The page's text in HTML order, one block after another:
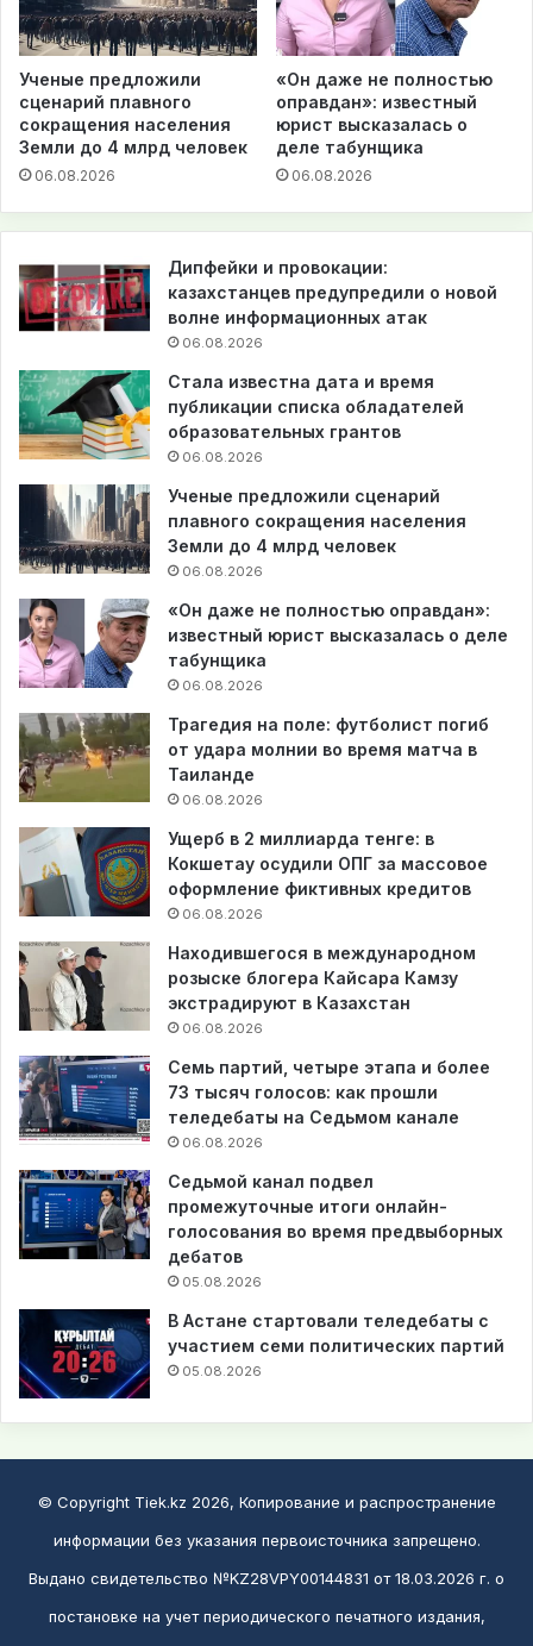
Ученые предложили
сценарий плавного
сокращения населения
Земли до 4 млрд человек
06.08.2026
«Он даже не полностью
оправдан»: известный
юрист высказалась о
деле табунщика
06.08.2026
Дипфейки и провокации:
казахстанцев предупредили о новой
волне информационных атак
06.08.2026
Стала известна дата и время
публикации списка обладателей
образовательных грантов
06.08.2026
Ученые предложили сценарий
плавного сокращения населения
Земли до 4 млрд человек
06.08.2026
«Он даже не полностью оправдан»:
известный юрист высказалась о деле
табунщика
06.08.2026
Трагедия на поле: футболист погиб
от удара молнии во время матча в
Таиланде
06.08.2026
Ущерб в 2 миллиарда тенге: в
Кокшетау осудили ОПГ за массовое
оформление фиктивных кредитов
06.08.2026
Находившегося в международном
розыске блогера Кайсара Камзу
экстрадируют в Казахстан
06.08.2026
Семь партий, четыре этапа и более
73 тысяч голосов: как прошли
теледебаты на Седьмом канале
06.08.2026
Седьмой канал подвел
промежуточные итоги онлайн-
голосования во время предвыборных
дебатов
05.08.2026
В Астане стартовали теледебаты с
участием семи политических партий
05.08.2026
© Copyright Tiek.kz 2026, Копирование и распространение
информации без указания первоисточника запрещено.
Выдано свидетельство №KZ28VPY00144831 от 18.03.2026 г. о
постановке на учет периодического печатного издания,